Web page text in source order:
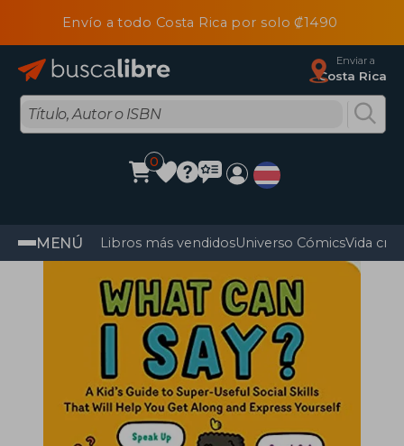
Envío a todo Costa Rica por solo ₡1490
Enviar a
Costa Rica
0
MENÚ Libros más vendidosUniverso CómicsVida